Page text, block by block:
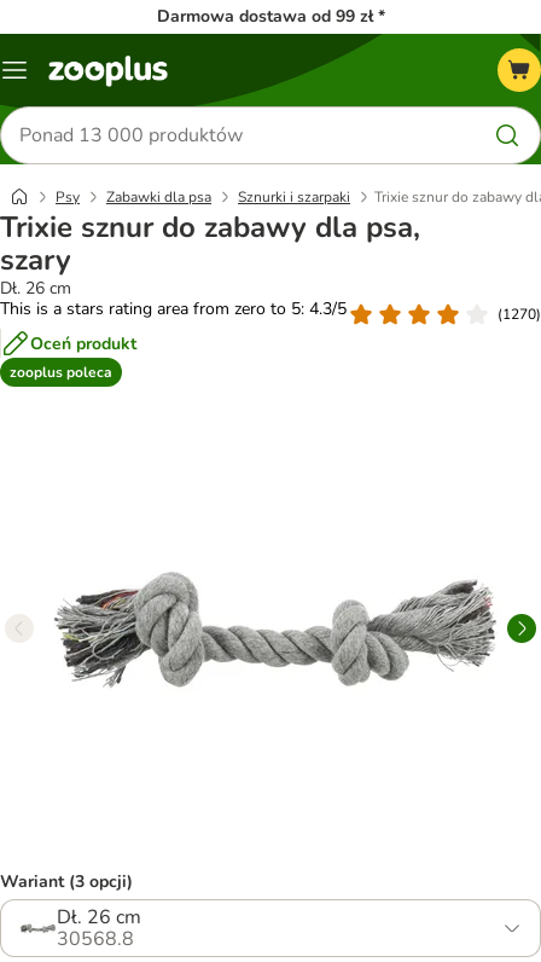
Darmowa dostawa od 99 zł *
Menu
Szukaj
produktów
Psy Zabawki dla psa Sznurki i szarpaki Trixie sznur do zabawy
Trixie sznur do zabawy dla psa,
szary
Dł. 26 cm
This is a stars rating area from zero to 5: 4.3/5
(1270)
Oceń produkt
zooplus poleca
Wariant (3 opcji)
Dł. 26 cm
30568.8